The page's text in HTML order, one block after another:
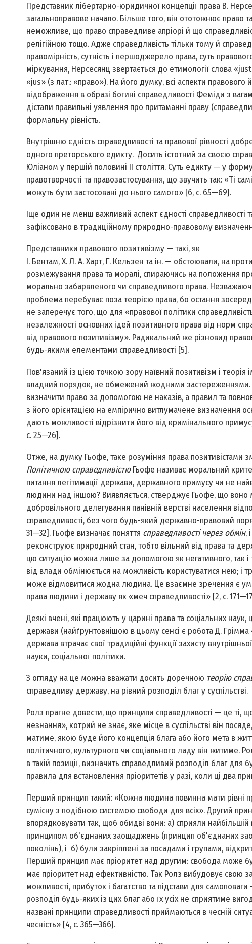
Представник лібертарно-юридичної концепції права В.
загальноправове начало. Більше того, він ототожнює право
неможливе, що право справедливе апріорі й що
релігійною тощо. Адже справедливість тільки тому й
правомірність, сутність і першоджерело права, суть
міркування, Нерсесянц звертається до етимології слова
«jus» (з лат.: «право»). На його думку, всі аспекти
відображення в образі богині справедливості Феміди з
дістали правильні уявлення про притаманні праву
формальну рівність.
Внутрішню єдність справедливості та правової рівності
одного преторського едикту. Досить істотний за своєю
Юліаном у першій половині ІІ століття. Суть едикту — у
правотворчості та правозастосування, що звучить так: «Ті
можуть бути застосовані до нього самого» [6, с. 65—69].
Іще один не менш важливий аспект єдності справедливості
зафіксовано в традиційному природно-правовому
Представники правового позитивізму — такі, як
І. Бентам, Х. Л. А. Харт, Г. Кельзен та ін. — обстоювали, на
розмежування права та моралі, спираючись на положення
морально забарвленого чи справедливого права.
проблема перебуває поза теорією права, бо остання
не заперечує того, що для «правової політики
незалежності основних ідей позитивного права від норм
від правового позитивізму». Радикальний же різновид
будь-якими елементами справедливості [5].
Пов'язаний із цією точкою зору наївний позитивізм і
владний порядок, не обмежений жодними застереженнями.
визначити право за допомогою не наказів, а правил та
з його орієнтацією на емпірично витлумачене визначення
дають можливості відрізнити його від кримінального
с. 25—26].
Отже, на думку Гьофе, таке розуміння права позитивістами
Політичною справедливістюГьофе називає моральний
питання легітимації держави, державного примусу чи не
людини над іншою? Виявляється, стверджує Гьофе, що
добровільного делегування панівній верстві населення
справедливості, без чого будь-який державно-правовий
31—32]. Гьофе визначає поняття справедливості через обмін,
реконструює природний стан, тобто вільний від права та
цю ситуацію можна лише за допомогою як негативного, так
від влади обмінюється на можливість користуватися нею; і
може відмовитися жодна людина. Це взаємне зречення є
права людини і державу як «меч справедливості» [2, с.
Деякі вчені, які працюють у царині права та соціальних
держави (найґрунтовнішою в цьому сенсі є робота Д.
держава втрачає свої традиційні функції захисту
науки, соціальної політики.
З огляду на це можна вважати досить доречною теорію
справедливу державу, на рівний розподіл благ у суспільстві.
Ролз прагне довести, що принципи справедливості — це ті,
незнання», котрий не знає, яке місце в суспільстві він
матиме, якою буде його концепція блага або його мета в
політичного, культурного чи соціального ладу він житиме.
в такій позиції, визначить справедливий розподіл благ
правила для встановлення пріоритетів у разі, коли ці два
Перший принцип такий: «Кожна людина повинна мати рівні
сумісну з подібною системою свободи для всіх». Другий
впорядковувати так, щоб обидві вони: а) сприяли
принципом об'єднаних заощаджень (принцип об'єднаних
поколінь), і б) були закріплені за посадами і групами,
Перший принцип має пріоритет над другим: свобода може
має пріоритет над ефективністю. Так Ролз вибудовує свою
можливості, прибуток і багатство та підстави для
розподіл будь-яких із цих благ або їх усіх не сприятиме
названі принципи справедливості приймаються в чесній
чесність» [4, c. 365—366].